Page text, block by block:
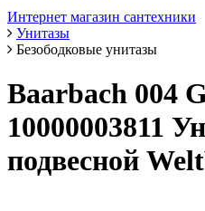
Интернет магазин сантехники
Унитазы
Безободковые унитазы
Baarbach 004
10000003811
подвесной